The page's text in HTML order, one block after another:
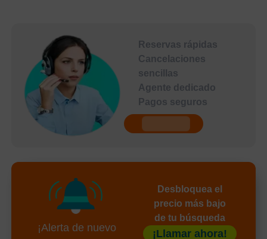
Reservas rápidas
Cancelaciones
sencillas
Agente dedicado
Pagos seguros
¡Alerta de nuevo
Desbloquea el
precio más bajo
de tu búsqueda
¡Llamar ahora!